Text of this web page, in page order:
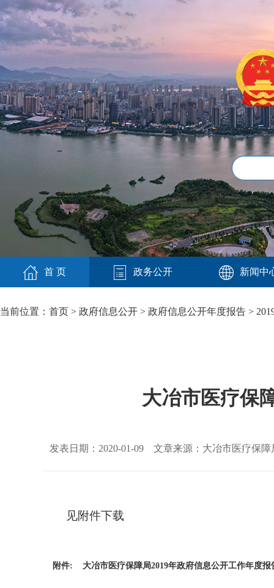
首 页 政务公开 新闻中
当前位置： 首页 > 政府信息公开 > 政府信息公开年度报告 >
大冶市医疗保
发表日期：2020-01-09 文章来源：大冶市医疗保障
见附件下载
附件: 大冶市医疗保障局2019年政府信息公开工作年度报